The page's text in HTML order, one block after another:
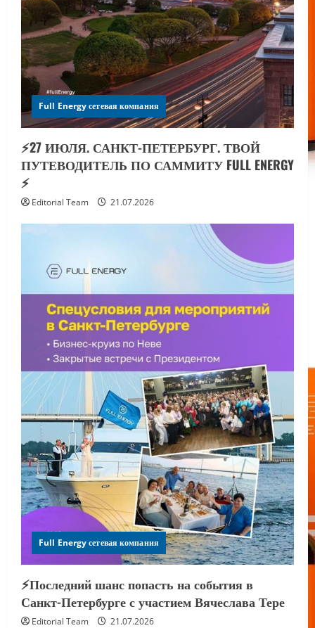
Full Energy сетевая компания
⚡️27 ИЮЛЯ. САНКТ-ПЕТЕРБУРГ. ТВОЙ
ПУТЕВОДИТЕЛЬ ПО САММИТУ FULL ENERGY
⚡️
Editorial Team 21.07.2026
Full Energy сетевая компания
⚡️Последний шанс попасть на события в
Санкт-Петербурге с участием Вячеслава Тере
Editorial Team 21.07.2026